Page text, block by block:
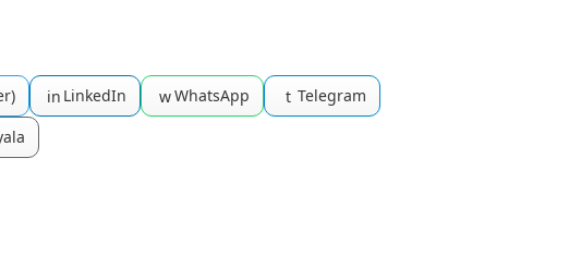
in LinkedIn wWhatsApp t Telegram